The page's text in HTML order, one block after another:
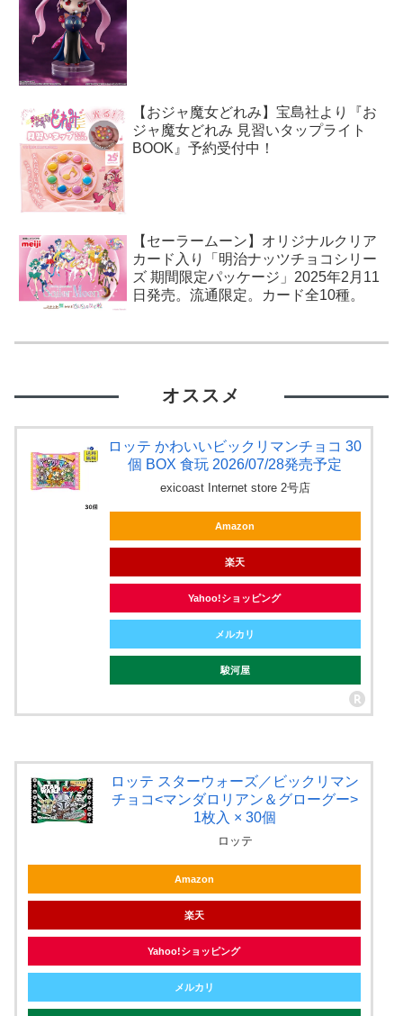
【おジャ魔女どれみ】宝島社より『お
ジャ魔女どれみ 見習いタップライト
BOOK』予約受付中！
【セーラームーン】オリジナルクリア
カード入り「明治ナッツチョコシリー
ズ 期間限定パッケージ」2025年2月11
日発売。流通限定。カード全10種。
オススメ
ロッテ かわいいビックリマンチョコ 30
個 BOX 食玩 2026/07/28発売予定
exicoast Internet store 2号店
Amazon
楽天
Yahoo!ショッピング
メルカリ
駿河屋
ロッテ スターウォーズ／ビックリマン
チョコ<マンダロリアン＆グローグー>
1枚入 × 30個
ロッテ
Amazon
楽天
Yahoo!ショッピング
メルカリ